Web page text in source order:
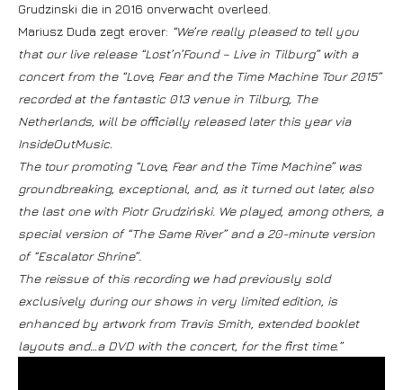
Grudzinski die in 2016 onverwacht overleed.
Mariusz Duda zegt erover: “We’re really pleased to tell you
that our live release “Lost’n’Found – Live in Tilburg” with a
concert from the “Love, Fear and the Time Machine Tour 2015”
recorded at the fantastic 013 venue in Tilburg, The
Netherlands, will be officially released later this year via
InsideOutMusic.
The tour promoting “Love, Fear and the Time Machine” was
groundbreaking, exceptional, and, as it turned out later, also
the last one with Piotr Grudziński. We played, among others, a
special version of “The Same River” and a 20-minute version
of “Escalator Shrine”.
The reissue of this recording we had previously sold
exclusively during our shows in very limited edition, is
enhanced by artwork from Travis Smith, extended booklet
layouts and…a DVD with the concert, for the first time.”